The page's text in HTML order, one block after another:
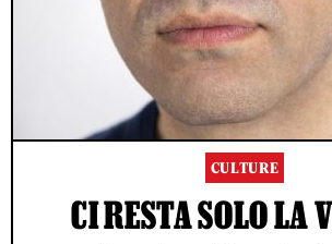
CULTURE
CI RESTA SOLO LA